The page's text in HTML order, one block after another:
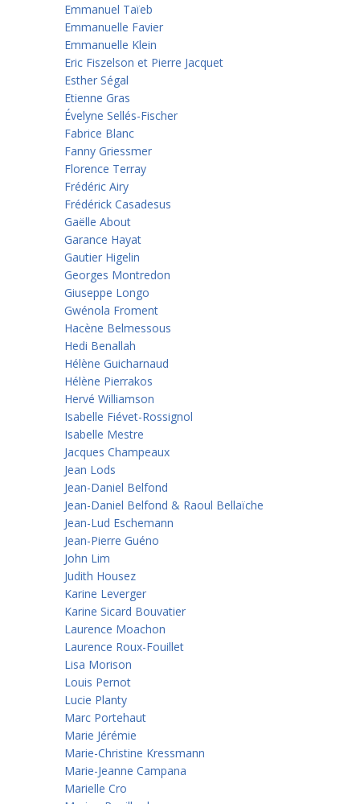
Emmanuel Taïeb
Emmanuelle Favier
Emmanuelle Klein
Eric Fiszelson et Pierre Jacquet
Esther Ségal
Etienne Gras
Évelyne Sellés-Fischer
Fabrice Blanc
Fanny Griessmer
Florence Terray
Frédéric Airy
Frédérick Casadesus
Gaëlle About
Garance Hayat
Gautier Higelin
Georges Montredon
Giuseppe Longo
Gwénola Froment
Hacène Belmessous
Hedi Benallah
Hélène Guicharnaud
Hélène Pierrakos
Hervé Williamson
Isabelle Fiévet-Rossignol
Isabelle Mestre
Jacques Champeaux
Jean Lods
Jean-Daniel Belfond
Jean-Daniel Belfond & Raoul Bellaïche
Jean-Lud Eschemann
Jean-Pierre Guéno
John Lim
Judith Housez
Karine Leverger
Karine Sicard Bouvatier
Laurence Moachon
Laurence Roux-Fouillet
Lisa Morison
Louis Pernot
Lucie Planty
Marc Portehaut
Marie Jérémie
Marie-Christine Kressmann
Marie-Jeanne Campana
Marielle Cro